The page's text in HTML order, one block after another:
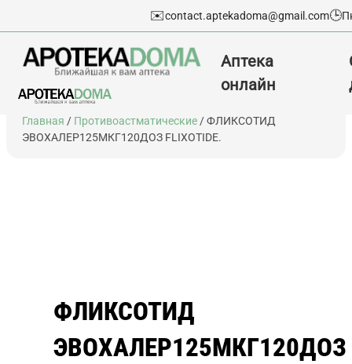
Перейти
содержимому
✉️contact.aptekadoma@gmail.com🕒
Аптека
онлайн
Главная / Противоастматические / ФЛИКСОТИД
ЭВОХАЛЕР125МКГ120ДОЗ FLIXOTIDE.
ФЛИКСОТИД
ЭВОХАЛЕР125МКГ120ДОЗ